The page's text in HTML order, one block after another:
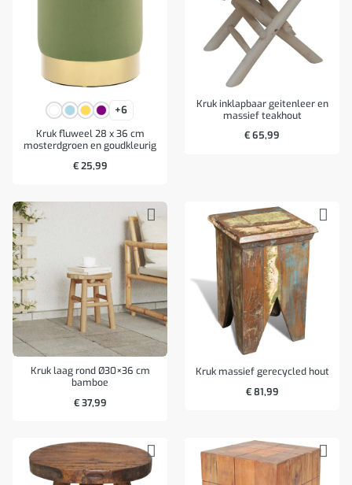
+6
Kruk fluweel 28 x 36 cm
mosterdgroen en goudkleurig
€25,99
Kruk inklapbaar geitenleer en
massief teakhout
€65,99
Kruk laag rond Ø30×36 cm
bamboe
€37,99
Kruk massief gerecycled hout
€81,99